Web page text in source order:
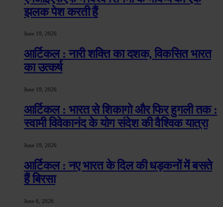
झलक पेश करती हैं
June 19, 2026
आर्टिकल : नारी शक्ति का दशक, विकसित भारत
का उत्कर्ष
June 19, 2026
आर्टिकल : भारत से शिकागो और फिर हुगली तक :
स्वामी विवेकानंद के योग संदेश की वैश्विक यात्रा
June 19, 2026
आर्टिकल : नए भारत के दिल की धड़कनों में बसते
हैं बिरसा
June 6, 2026